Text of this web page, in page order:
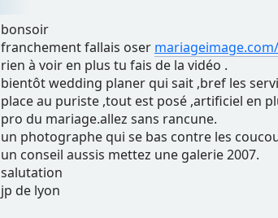
bonsoir
franchement fallais oser mariageimage.com/
rien à voir en plus tu fais de la vidéo .
bientôt wedding planer qui sait ,bref les
place au puriste ,tout est posé ,artificiel en
pro du mariage.allez sans rancune.
un photographe qui se bas contre les
un conseil aussis mettez une galerie 2007.
salutation
jp de lyon